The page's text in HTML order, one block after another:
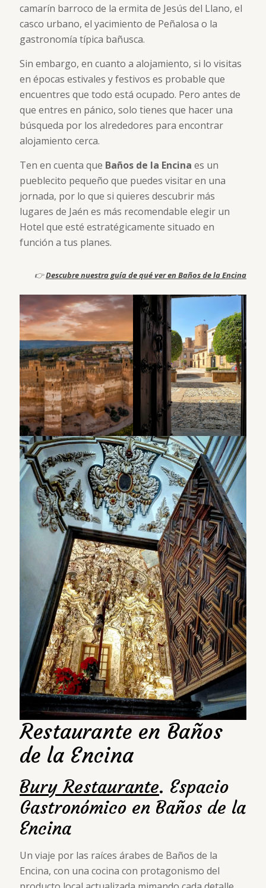
camarín barroco de la ermita de Jesús del Llano, el
casco urbano, el yacimiento de Peñalosa o la
gastronomía típica bañusca.
Sin embargo, en cuanto a alojamiento, si lo visitas
en épocas estivales y festivos es probable que
encuentres que todo está ocupado. Pero antes de
que entres en pánico, solo tienes que hacer una
búsqueda por los alrededores para encontrar
alojamiento cerca.
Ten en cuenta que Baños de la Encina es un
pueblecito pequeño que puedes visitar en una
jornada, por lo que si quieres descubrir más
lugares de Jaén es más recomendable elegir un
Hotel que esté estratégicamente situado en
función a tus planes.
👉Descubre nuestra guía de qué ver en Baños de la Encina
Restaurante en Baños
de la Encina
Bury Restaurante. Espacio
Gastronómico en Baños de la
Encina
Un viaje por las raíces árabes de Baños de la
Encina, con una cocina con protagonismo del